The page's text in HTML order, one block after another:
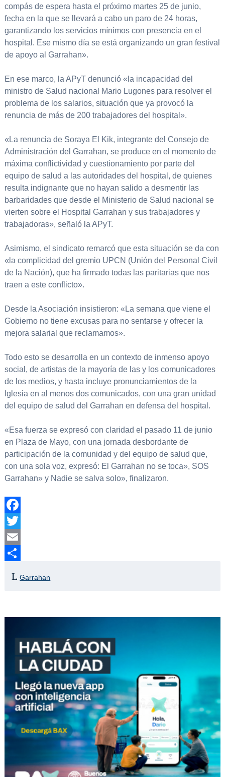
compás de espera hasta el próximo martes 25 de junio,
fecha en la que se llevará a cabo un paro de 24 horas,
garantizando los servicios mínimos con presencia en el
hospital. Ese mismo día se está organizando un gran festival
de apoyo al Garrahan».
En ese marco, la APyT denunció «la incapacidad del
ministro de Salud nacional Mario Lugones para resolver el
problema de los salarios, situación que ya provocó la
renuncia de más de 200 trabajadores del hospital».
«La renuncia de Soraya El Kik, integrante del Consejo de
Administración del Garrahan, se produce en el momento de
máxima conflictividad y cuestionamiento por parte del
equipo de salud a las autoridades del hospital, de quienes
resulta indignante que no hayan salido a desmentir las
barbaridades que desde el Ministerio de Salud nacional se
vierten sobre el Hospital Garrahan y sus trabajadores y
trabajadoras», señaló la APyT.
Asimismo, el sindicato remarcó que esta situación se da con
«la complicidad del gremio UPCN (Unión del Personal Civil
de la Nación), que ha firmado todas las paritarias que nos
traen a este conflicto».
Desde la Asociación insistieron: «La semana que viene el
Gobierno no tiene excusas para no sentarse y ofrecer la
mejora salarial que reclamamos».
Todo esto se desarrolla en un contexto de inmenso apoyo
social, de artistas de la mayoría de las y los comunicadores
de los medios, y hasta incluye pronunciamientos de la
Iglesia en al menos dos comunicados, con una gran unidad
del equipo de salud del Garrahan en defensa del hospital.
«Esa fuerza se expresó con claridad el pasado 11 de junio
en Plaza de Mayo, con una jornada desbordante de
participación de la comunidad y del equipo de salud que,
con una sola voz, expresó: El Garrahan no se toca», SOS
Garrahan» y Nadie se salva solo», finalizaron.
Facebook
Twitter
Email
Garrahan